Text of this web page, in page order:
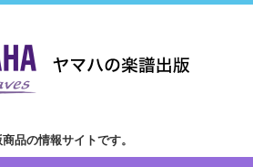
品の情報サイトです。